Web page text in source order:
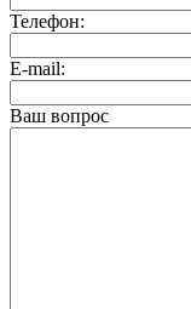
Телефон:
E-mail:
Ваш вопрос